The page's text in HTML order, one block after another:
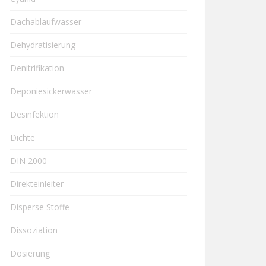
Dachablaufwasser
Dehydratisierung
Denitrifikation
Deponiesickerwasser
Desinfektion
Dichte
DIN 2000
Direkteinleiter
Disperse Stoffe
Dissoziation
Dosierung